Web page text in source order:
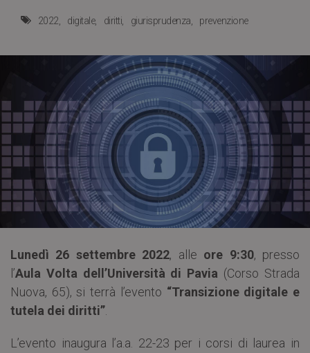
2022 digitale diritti giurisprudenza prevenzione
Lunedì 26 settembre 2022, alle ore 9:30, presso
l’Aula Volta dell’Università di Pavia (Corso Strada
Nuova, 65), si terrà l’evento “Transizione digitale e
tutela dei diritti”
L’evento inaugura l’a.a. 22-23 per i corsi di laurea in